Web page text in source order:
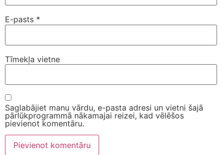
E-pasts *
Tīmekļa vietne
Saglabājiet manu vārdu, e-pasta adresi un vietni šajā
pārlūkprogrammā nākamajai reizei, kad vēlēšos
pievienot komentāru.